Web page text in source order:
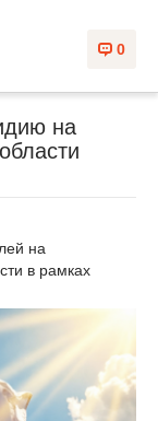
0
на
на
в рамках